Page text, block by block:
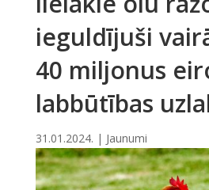
ieguldījuši
40 miljonus
labbūtības
31.01.2024. | Jaunumi